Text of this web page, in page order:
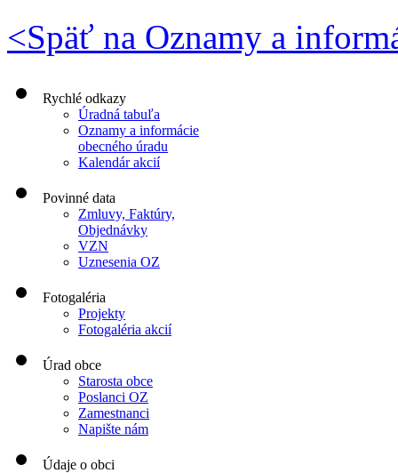
<Späť na Oznamy a
Rychlé odkazy
Úradná tabuľa
Oznamy a informácie
obecného úradu
Kalendár akcií
Povinné data
Zmluvy, Faktúry,
Objednávky
VZN
Uznesenia OZ
Fotogaléria
Projekty
Fotogaléria akcií
Úrad obce
Starosta obce
Poslanci OZ
Zamestnanci
Napište nám
Údaje o obci